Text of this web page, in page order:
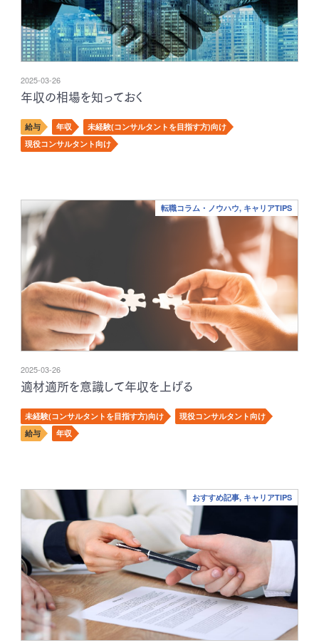
2025-03-26
年収の相場を知っておく
給与 年収
未経験(コンサルタントを目指す方)向け
現役コンサルタント向け
転職コラム・ノウハウ, キャリアTIPS
2025-03-26
適材適所を意識して年収を上げる
未経験(コンサルタントを目指す方)向け
現役コンサルタント向け
給与
年収
おすすめ記事, キャリアTIPS